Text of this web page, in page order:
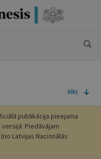
RĪKI
publikācija pieejama
Piedāvājam
(no Latvijas Nacionālās